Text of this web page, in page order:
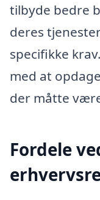
tilbyde bedre
deres
specifikke
med at
der måtte
Fordele